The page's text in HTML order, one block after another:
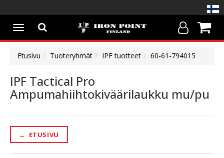
Avaa/Sulje
valikko
Etusivu Tuoteryhmät IPF tuotteet 60-61-794015
IPF Tactical Pro
Ampumahiihtokiväärilaukku mu/pu
← ETUSIVU